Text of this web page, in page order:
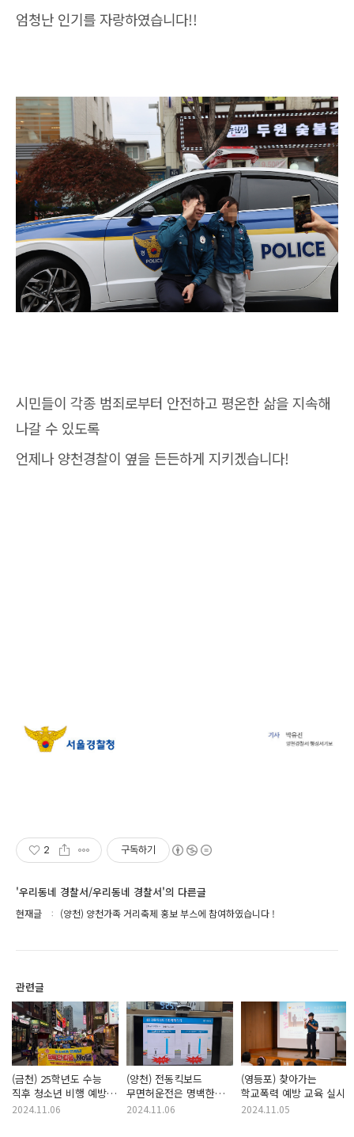
엄청난 인기를 자랑하였습니다!!
시민들이 각종 범죄로부터 안전하고 평온한 삶을 지속해
나갈 수 있도록
언제나 양천경찰이 옆을 든든하게 지키겠습니다!
2 구독하기
'우리동네 경찰서/우리동네 경찰서'의 다른글
현재글 (양천) 양천가족 거리축제 홍보 부스에 참여하였습니다 !
관련글
(금천) 25학년도 수능
직후 청소년 비행 예방
합동 캠페인
2024.11.06
(양천) 전동킥보드
무면허운전은 명백한
범죄입니다~!
2024.11.06
(영등포) 찾아가는
학교폭력 예방 교육 실시
2024.11.05